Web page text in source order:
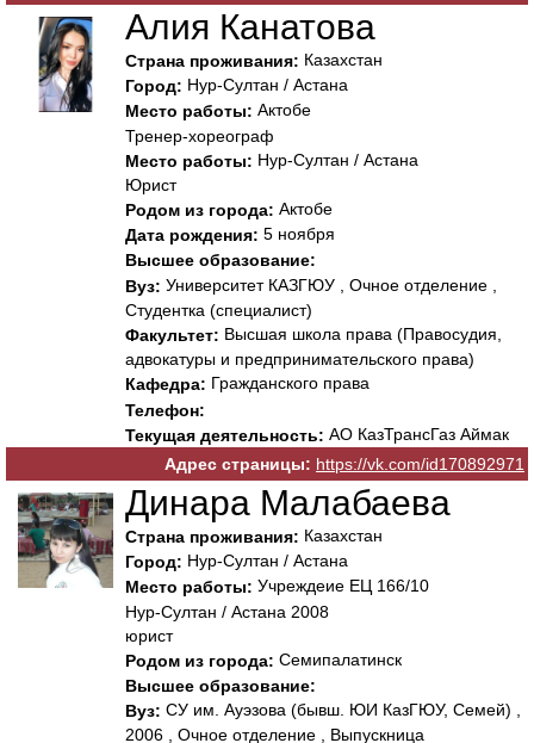
Алия Канатова
Страна проживания: Казахстан
Город: Нур-Султан / Астана
Место работы: Актобе
Тренер-хореограф
Место работы: Нур-Султан / Астана
Юрист
Родом из города: Актобе
Дата рождения: 5 ноября
Высшее образование:
Вуз: Университет КАЗГЮУ , Очное отделение ,
Студентка (специалист)
Факультет: Высшая школа права (Правосудия,
адвокатуры и предпринимательского права)
Кафедра: Гражданского права
Телефон:
Текущая деятельность: АО КазТрансГаз Аймак
Адрес страницы: https://vk.com/id170892971
Динара Малабаева
Страна проживания: Казахстан
Город: Нур-Султан / Астана
Место работы: Учреждеие ЕЦ 166/10
Нур-Султан / Астана 2008
юрист
Родом из города: Семипалатинск
Высшее образование:
Вуз: СУ им. Ауэзова (бывш. ЮИ КазГЮУ, Семей) ,
2006 , Очное отделение , Выпускница